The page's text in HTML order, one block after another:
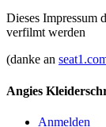
Dieses Impressum
verfilmt werden
(danke an
Angies
Anmelden